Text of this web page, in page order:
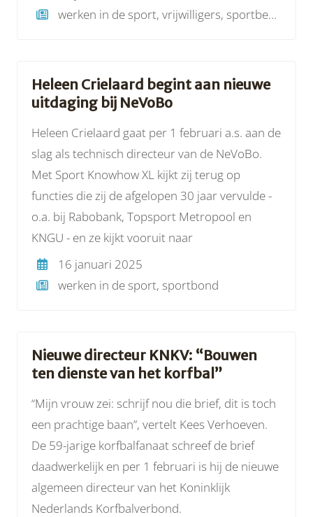
werken in de sport, vrijwilligers, sportbestuur
Heleen Crielaard begint aan nieuwe
uitdaging bij NeVoBo
Heleen Crielaard gaat per 1 februari a.s. aan de
slag als technisch directeur van de NeVoBo.
Met Sport Knowhow XL kijkt zij terug op
functies die zij de afgelopen 30 jaar vervulde -
o.a. bij Rabobank, Topsport Metropool en
KNGU - en ze kijkt vooruit naar
16 januari 2025
werken in de sport, sportbond
Nieuwe directeur KNKV: “Bouwen
ten dienste van het korfbal”
“Mijn vrouw zei: schrijf nou die brief, dit is toch
een prachtige baan”, vertelt Kees Verhoeven.
De 59-jarige korfbalfanaat schreef de brief
daadwerkelijk en per 1 februari is hij de nieuwe
algemeen directeur van het Koninklijk
Nederlands Korfbalverbond.